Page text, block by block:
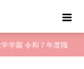
学園 令和７年度職